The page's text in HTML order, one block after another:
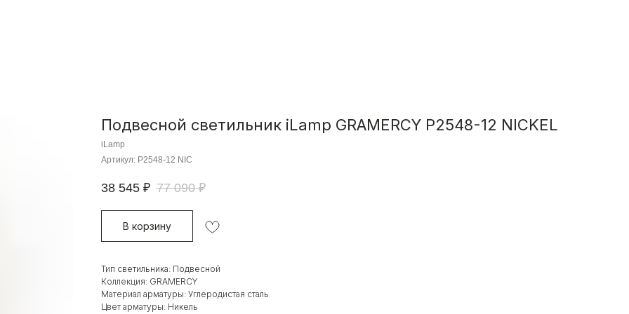
Подвесной светильник iLamp GRAMERCY P2548-12 NICKEL
iLamp
Артикул: P2548-12 NIC
38 545 ₽ 77 090 ₽
В корзину
Тип светильника: Подвесной
Коллекция: GRAMERCY
Материал арматуры: Углеродистая сталь
Цвет арматуры: Никель